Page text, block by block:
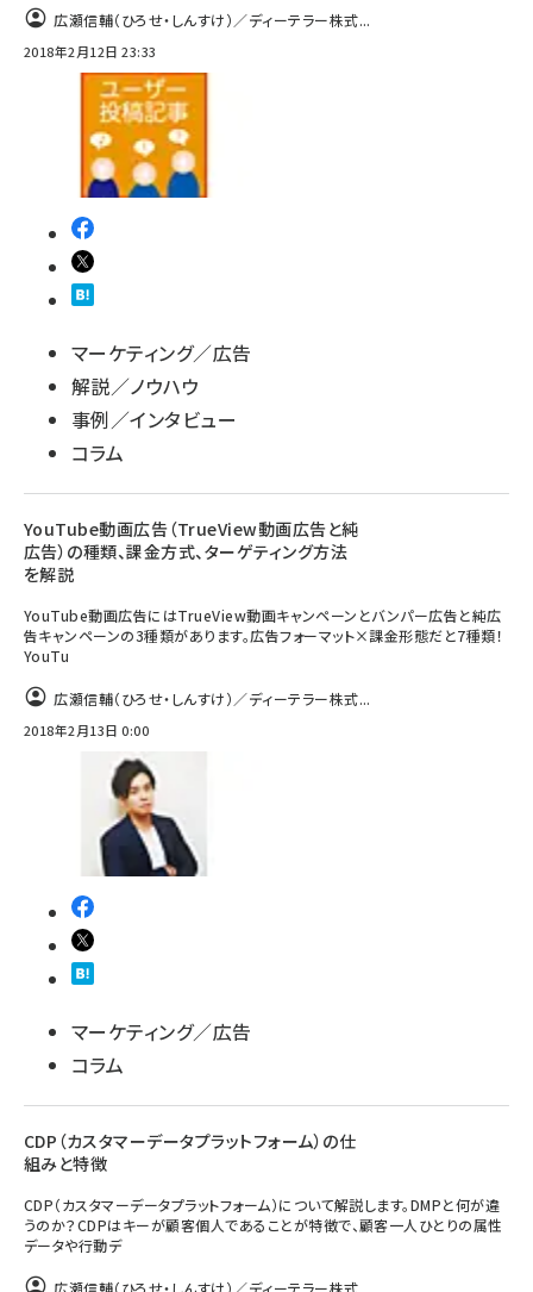
広瀬信輔（ひろせ・しんすけ）／ディーテラー株式...
2018年2月12日 23:33
マーケティング／広告
解説／ノウハウ
事例／インタビュー
コラム
YouTube動画広告（TrueView動画広告と純
広告）の種類、課金方式、ターゲティング方法
を解説
YouTube動画広告にはTrueView動画キャンペーンとバンパー広告と純広
告キャンペーンの3種類があります。広告フォーマット×課金形態だと7種類！
YouTu
広瀬信輔（ひろせ・しんすけ）／ディーテラー株式...
2018年2月13日 0:00
マーケティング／広告
コラム
CDP（カスタマーデータプラットフォーム）の仕
組みと特徴
CDP（カスタマーデータプラットフォーム）について解説します。DMPと何が違
うのか？CDPはキーが顧客個人であることが特徴で、顧客一人ひとりの属性
データや行動デ
広瀬信輔（ひろせ・しんすけ）／ディーテラー株式...